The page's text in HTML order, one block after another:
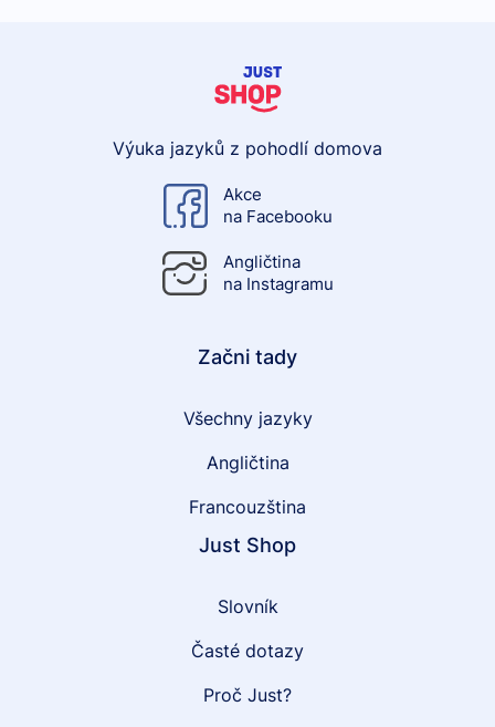
Výuka jazyků z pohodlí domova
Akce
na Facebooku
Angličtina
na Instagramu
Začni tady
Všechny jazyky
Angličtina
Francouzština
Just Shop
Slovník
Časté dotazy
Proč Just?